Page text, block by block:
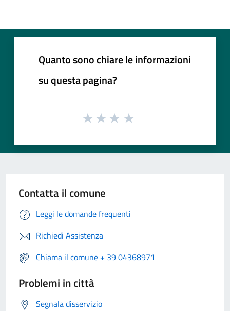
Quanto sono chiare le informazioni
su questa pagina?
Contatta il comune
Leggi le domande frequenti
Richiedi Assistenza
Chiama il comune + 39 04368971
Problemi in città
Segnala disservizio